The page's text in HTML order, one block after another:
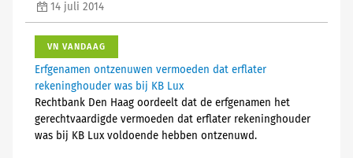
14 juli 2014
VN VANDAAG
Erfgenamen ontzenuwen vermoeden dat erflater
rekeninghouder was bij KB Lux
Rechtbank Den Haag oordeelt dat de erfgenamen het
gerechtvaardigde vermoeden dat erflater rekeninghouder
was bij KB Lux voldoende hebben ontzenuwd.